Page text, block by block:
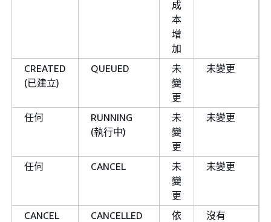
成
本
增
加
CREATED
(已建立)
QUEUED
未
變
更
未變更
任何
RUNNING
(執行中)
未
變
更
未變更
任何 CANCEL
未
變
更
未變更
CANCEL
CANCELLED
依
沒有